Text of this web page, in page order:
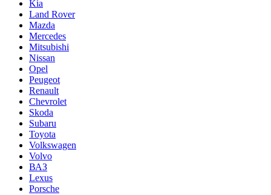
Kia
Land Rover
Mazda
Mercedes
Mitsubishi
Nissan
Opel
Peugeot
Renault
Chevrolet
Skoda
Subaru
Toyota
Volkswagen
Volvo
ВАЗ
Lexus
Porsche